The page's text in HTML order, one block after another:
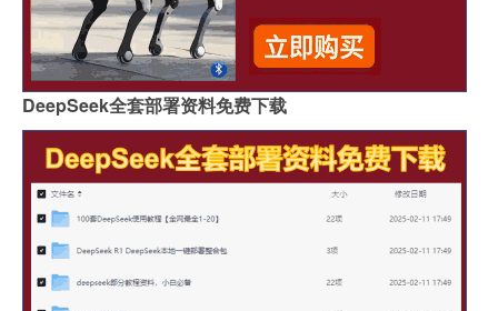
DeepSeek全套部署资料免费下载